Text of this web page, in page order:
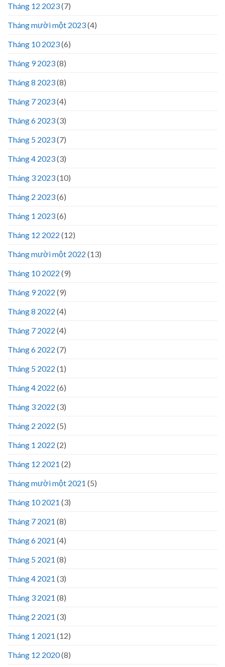
Tháng 12 2023(7)
Tháng mười một 2023(4)
Tháng 10 2023(6)
Tháng 9 2023(8)
Tháng 8 2023(8)
Tháng 7 2023(4)
Tháng 6 2023(3)
Tháng 5 2023(7)
Tháng 4 2023(3)
Tháng 3 2023(10)
Tháng 2 2023(6)
Tháng 1 2023(6)
Tháng 12 2022 (12)
Tháng mười một 2022 (13)
Tháng 10 2022 (9)
Tháng 9 2022 (9)
Tháng 8 2022 (4)
Tháng 7 2022 (4)
Tháng 6 2022 (7)
Tháng 5 2022 (1)
Tháng 4 2022 (6)
Tháng 3 2022 (3)
Tháng 2 2022 (5)
Tháng 1 2022 (2)
Tháng 12 2021 (2)
Tháng mười một 2021 (5)
Tháng 10 2021 (3)
Tháng 7 2021 (8)
Tháng 6 2021 (4)
Tháng 5 2021 (8)
Tháng 4 2021 (3)
Tháng 3 2021 (8)
Tháng 2 2021 (3)
Tháng 1 2021 (12)
Tháng 12 2020(8)